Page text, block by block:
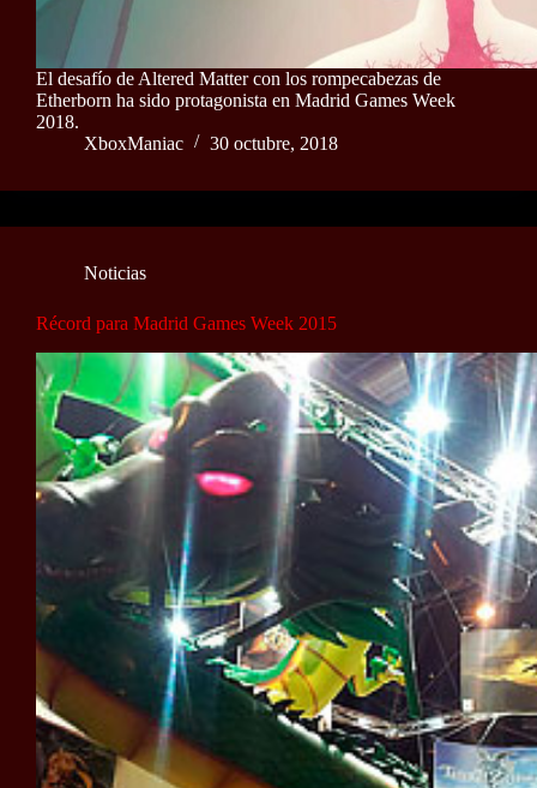
El desafío de Altered Matter con los rompecabezas de
Etherborn ha sido protagonista en Madrid Games Week
2018.
XboxManiac
30 octubre, 2018
Noticias
Récord para Madrid Games Week 2015